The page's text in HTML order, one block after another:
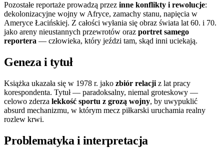
Pozostałe reportaże prowadzą przez inne konflikty i rewolucje:
dekolonizacyjne wojny w Afryce, zamachy stanu, napięcia w
Ameryce Łacińskiej. Z całości wyłania się obraz świata lat 60. i 70.
jako areny nieustannych przewrotów oraz portret samego
reportera — człowieka, który jeździ tam, skąd inni uciekają.
Geneza i tytuł
Książka ukazała się w 1978 r. jako zbiór relacji z lat pracy
korespondenta. Tytuł — paradoksalny, niemal groteskowy —
celowo zderza lekkość sportu z grozą wojny, by uwypuklić
absurd mechanizmu, w którym mecz piłkarski uruchamia realny
rozlew krwi.
Problematyka i interpretacja